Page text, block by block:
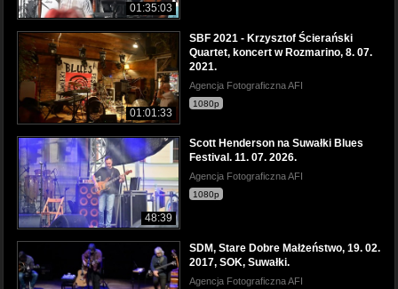
01:35:03
01:01:33
SBF 2021 - Krzysztof Ścierański
Quartet, koncert w Rozmarino, 8. 07.
2021.
Agencja Fotograficzna AFI
1080p
48:39
Scott Henderson na Suwałki Blues
Festival. 11. 07. 2026.
Agencja Fotograficzna AFI
1080p
SDM, Stare Dobre Małżeństwo, 19. 02.
2017, SOK, Suwałki.
Agencja Fotograficzna AFI